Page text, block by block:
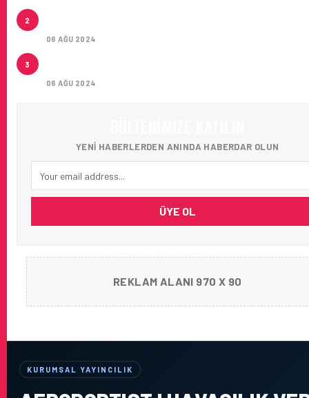
2
06 AĞU 2024
3
06 AĞU 2024
YENI HABERLERDEN ANINDA HABERDAR OLUN
ÜYE OL
REKLAM ALANI 970 X 90
KURUMSAL YAYINCILIK